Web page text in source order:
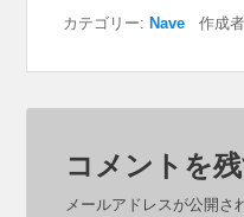
カテゴリー:Nave 作成
コメントを
メールアドレスが公開さ